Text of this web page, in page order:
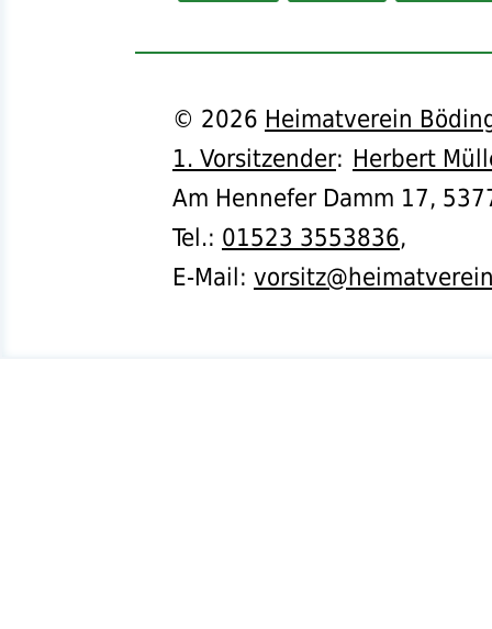
© 2026 Heimatverein
1. Vorsitzender: Herbert
Am Hennefer Damm 17,
Tel.: 01523 3553836,
E-Mail: